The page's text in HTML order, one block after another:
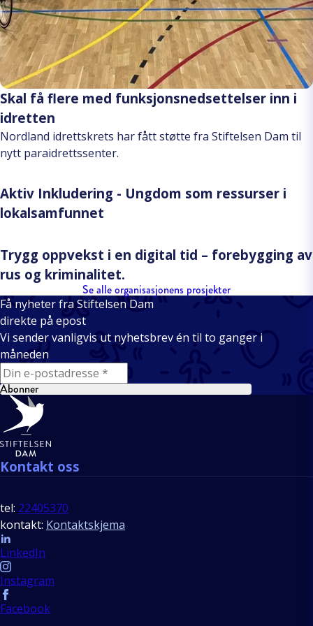
Skal få flere med funksjonsnedsettelser inn i
idretten
Nordland idrettskrets har fått støtte fra Stiftelsen Dam til
nytt paraidrettssenter.
Aktiv Inkludering - Ungdom som ressurser i
lokalsamfunnet
Trygg oppvekst i en digital tid – forebygging av
rus og kriminalitet.
Se alle organisasjonens prosjekter
Få nyheter fra Stiftelsen Dam
direkte på epost
Vi sender vanligvis ut nyhetsbrev én til to ganger i
måneden
E-mail
Abonner
Bunntekst
Kontakt oss
tel: 22405370
kontakt: Kontaktskjema
Follow us
LinkedIn
Instagram
Facebook